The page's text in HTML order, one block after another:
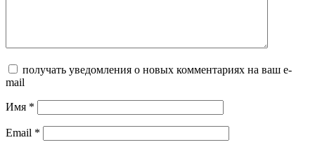
получать уведомления о новых комментариях на ваш e-
mail
Имя *
Email *